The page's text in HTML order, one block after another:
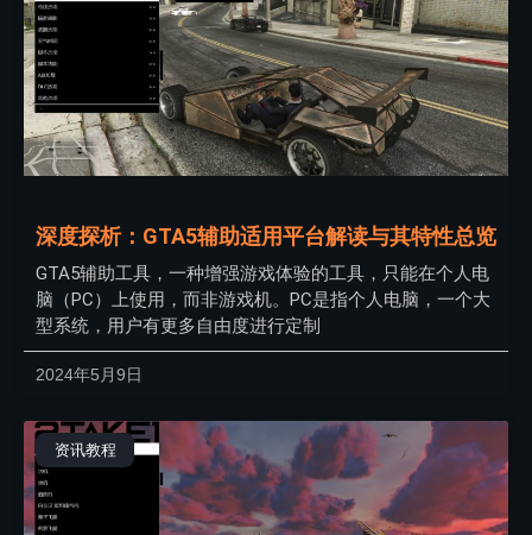
深度探析：GTA5辅助适用平台解读与其特性总览
GTA5辅助工具，一种增强游戏体验的工具，只能在个人电
脑（PC）上使用，而非游戏机。PC是指个人电脑，一个大
型系统，用户有更多自由度进行定制
2024年5月9日
资讯教程